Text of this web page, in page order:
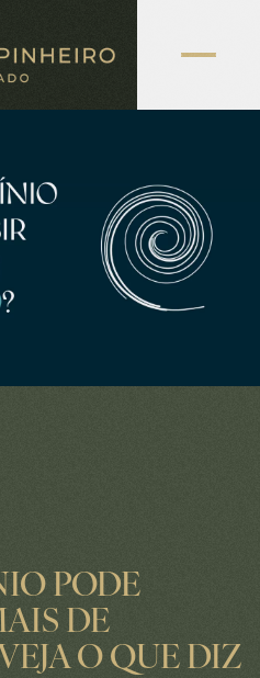
PODE
DE
O QUE DIZ